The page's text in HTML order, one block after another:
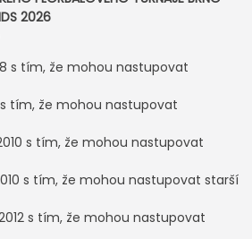
2026
s tím, že mohou nastupovat
tím, že mohou nastupovat
s tím, že mohou nastupovat
s tím, že mohou nastupovat starší
2012 s tím, že mohou nastupovat